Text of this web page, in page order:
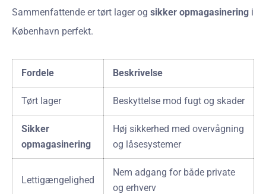
Sammenfattende er tørt lager og sikker opmagasinering i
København perfekt.
Fordele Beskrivelse
Tørt lager Beskyttelse mod fugt og skader
Sikker
opmagasinering
Høj sikkerhed med overvågning
og låsesystemer
Lettigængelighed
Nem adgang for både private
og erhverv